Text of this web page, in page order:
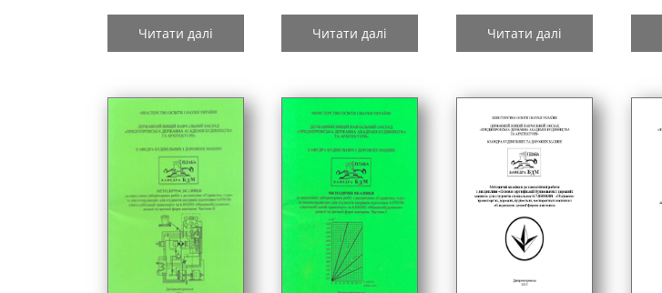
Читати далі
підприємств», 2018
Читати далі Читати далі